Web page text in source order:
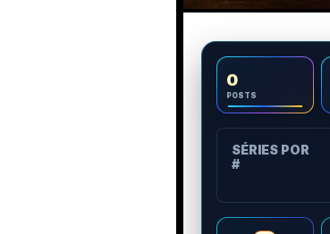
0
POSTS
SÉRIES POR
#